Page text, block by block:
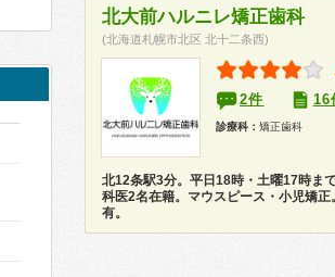
北大前ハルニレ矯正歯科
(北海道札幌市北区 北十二条西)
2件 16
診療科： 矯正歯科
北12条駅3分。平日18時・土曜17時ま
科医2名在籍。マウスピース・小児矯正
有。